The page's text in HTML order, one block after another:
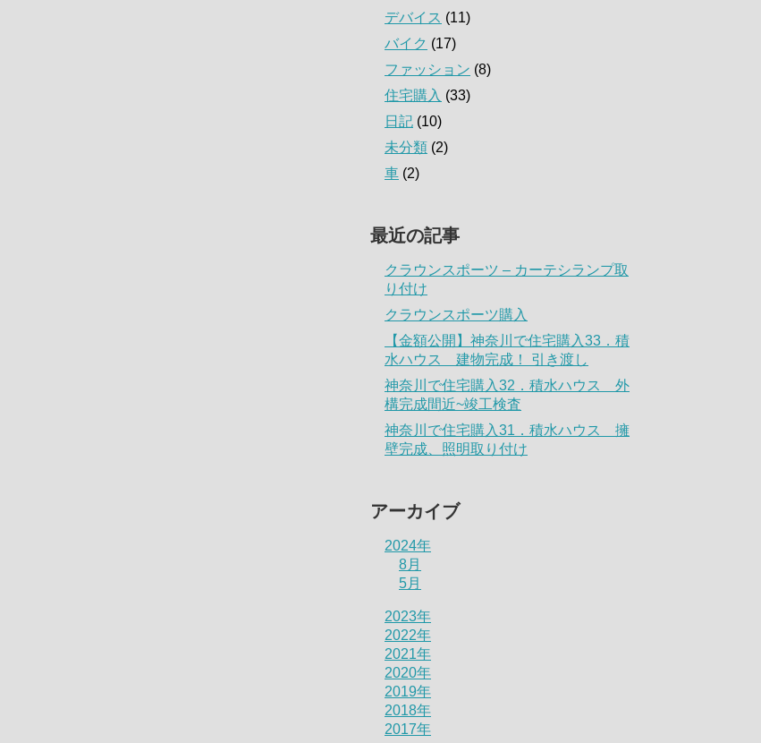
デバイス (11)
バイク (17)
ファッション (8)
住宅購入 (33)
日記 (10)
未分類 (2)
車 (2)
最近の記事
クラウンスポーツ – カーテシランプ取
り付け
クラウンスポーツ購入
【金額公開】神奈川で住宅購入33．積
水ハウス 建物完成！ 引き渡し
神奈川で住宅購入32．積水ハウス 外
構完成間近~竣工検査
神奈川で住宅購入31．積水ハウス 擁
壁完成、照明取り付け
アーカイブ
2024年
8月
5月
2023年
2022年
2021年
2020年
2019年
2018年
2017年